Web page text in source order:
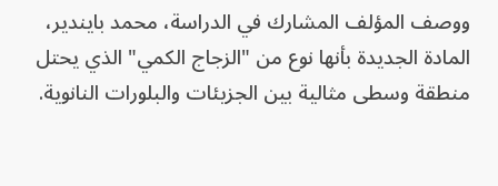
ووصف المؤلف المشارك في الدراسة، محمد بايندير،
المادة الجديدة بأنها نوع من "الزجاج الكمي" الذي يحتل
منطقة وسطى مثالية بين الجزيئات والبلورات النانوية.